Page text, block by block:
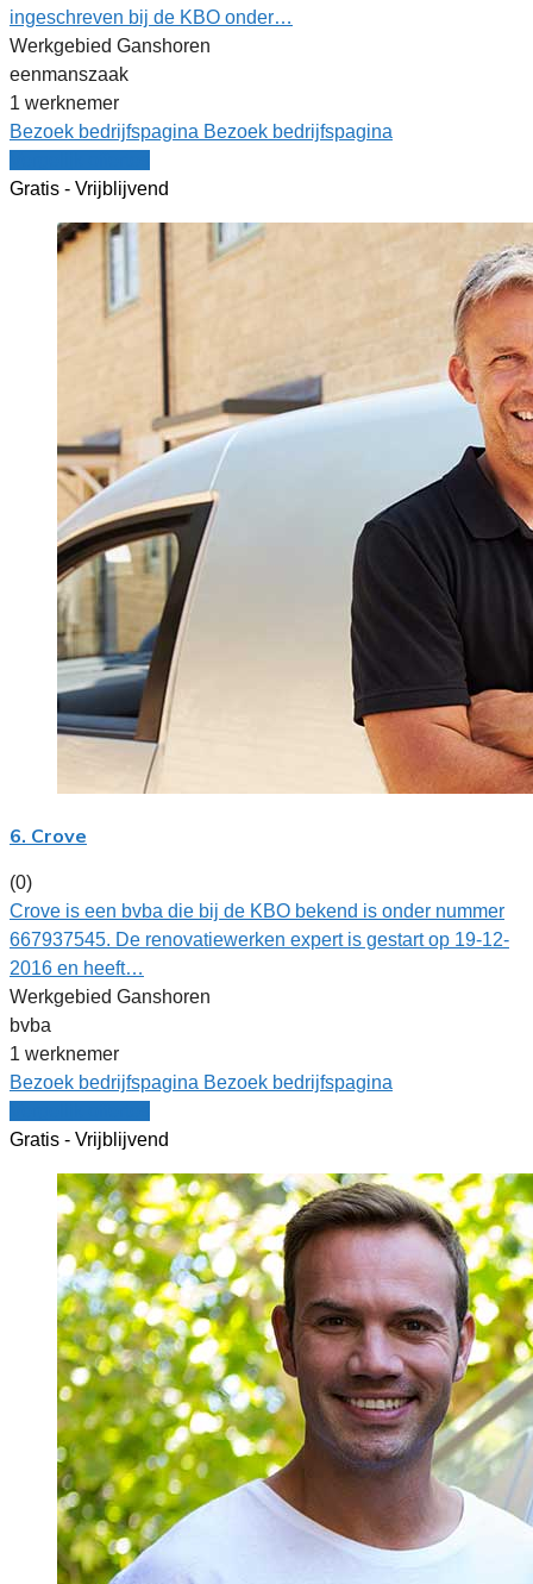
ingeschreven bij de KBO onder…
Werkgebied Ganshoren
eenmanszaak
1 werknemer
Bezoek bedrijfspagina Bezoek bedrijfspagina
Gratis - Vrijblijvend
6. Crove
(0)
Crove is een bvba die bij de KBO bekend is onder nummer
667937545. De renovatiewerken expert is gestart op 19-12-
2016 en heeft…
Werkgebied Ganshoren
bvba
1 werknemer
Bezoek bedrijfspagina Bezoek bedrijfspagina
Gratis - Vrijblijvend